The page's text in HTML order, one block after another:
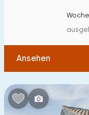
Ansehen